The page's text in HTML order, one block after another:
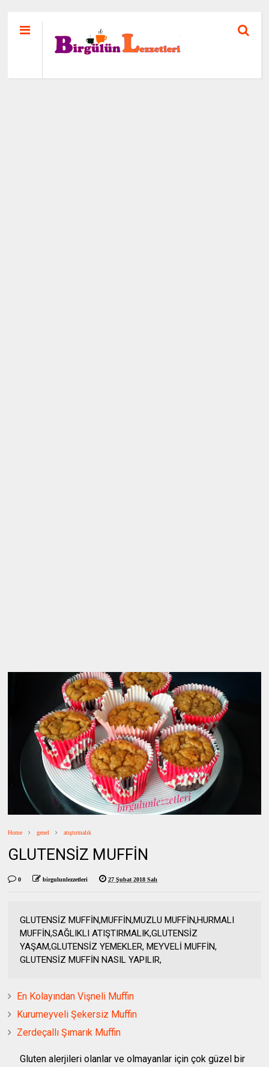
Home genel atıştırmalık
GLUTENSİZ MUFFİN
0 birgulunlezzetleri 27 Şubat 2018 Salı
GLUTENSİZ MUFFİN,MUFFİN,MUZLU MUFFİN,HURMALI
MUFFİN,SAĞLIKLI ATIŞTIRMALIK,GLUTENSİZ
YAŞAM,GLUTENSİZ YEMEKLER, MEYVELİ MUFFİN,
GLUTENSİZ MUFFİN NASIL YAPILIR,
En Kolayından Vişneli Muffin
Kurumeyveli Şekersiz Muffin
Zerdeçallı Şımarık Muffin
Gluten alerjileri olanlar ve olmayanlar için çok güzel bir